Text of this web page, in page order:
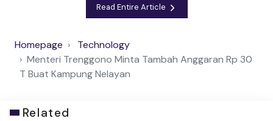
Read Entire Article
Homepage
Technology
Menteri Trenggono Minta Tambah Anggaran Rp 30
T Buat Kampung Nelayan
Related